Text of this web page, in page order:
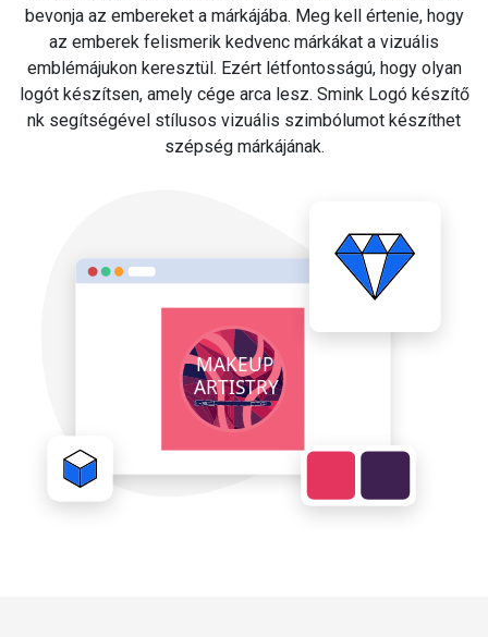
bevonja az embereket a márkájába. Meg kell értenie, hogy
az emberek felismerik kedvenc márkákat a vizuális
emblémájukon keresztül. Ezért létfontosságú, hogy olyan
logót készítsen, amely cége arca lesz. Smink Logó készítő
nk segítségével stílusos vizuális szimbólumot készíthet
szépség márkájának.